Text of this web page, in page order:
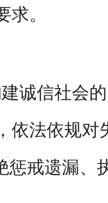
。
诚信社会
法依规对
戒遗漏、